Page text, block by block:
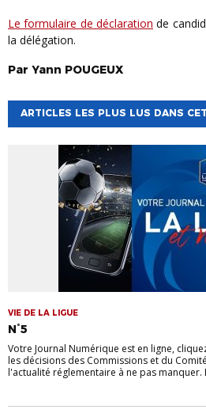
Le formulaire de déclaration de
la délégation.
Par Yann POUGEUX
ARTICLES LES PLUS LUS DANS
VIE DE LA LIGUE
N°5
Votre Journal Numérique est en ligne,
les décisions des Commissions et du
l'actualité réglementaire à ne pas manquer.